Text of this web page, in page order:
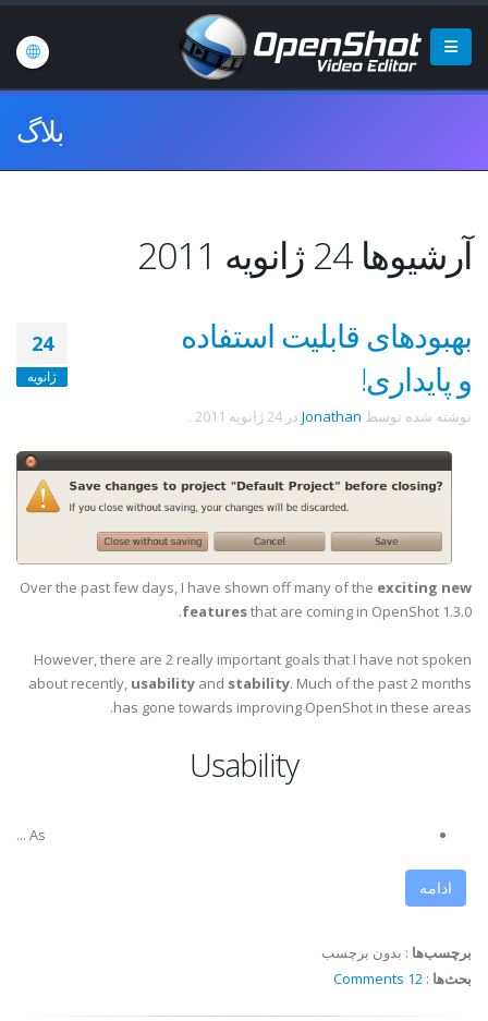
بلاگ
آرشیوها 24 ژانویه 2011
24
ژانویه
بهبودهای قابلیت استفاده
و پایداری!
نوشته شده توسط Jonathan در 24 ژانویه 2011 .
Over the past few days, I have shown off many of the exciting new
featuresthat are coming in OpenShot 1.3.0.
However, there are 2 really important goals that I have not spoken
about recently, usability and stability. Much of the past 2 months
has gone towards improving OpenShot in these areas.
Usability
As ...
ادامه
برچسب‌ها : بدون برچسب
بحث‌ها :
12 Comments